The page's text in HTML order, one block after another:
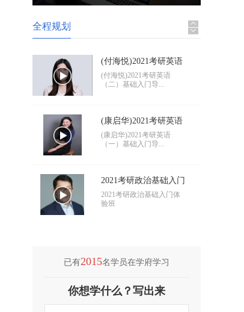
全程规划
(付海悦)2021考研英语
（二）基础入门导学
(付海悦)2021考研英语
（二）基础入门导...
(康启华)2021考研英语
（一）基础入门导学
(康启华)2021考研英语
（一）基础入门导...
2021考研政治基础入门
导学
2021考研政治基础入门体
验班
(付海悦)2021考研英语
（二）基础入门导学
(付海悦)2021考研英语
（二）基础入门导...
已有2015名学员在学府学习
你想学什么？写出来